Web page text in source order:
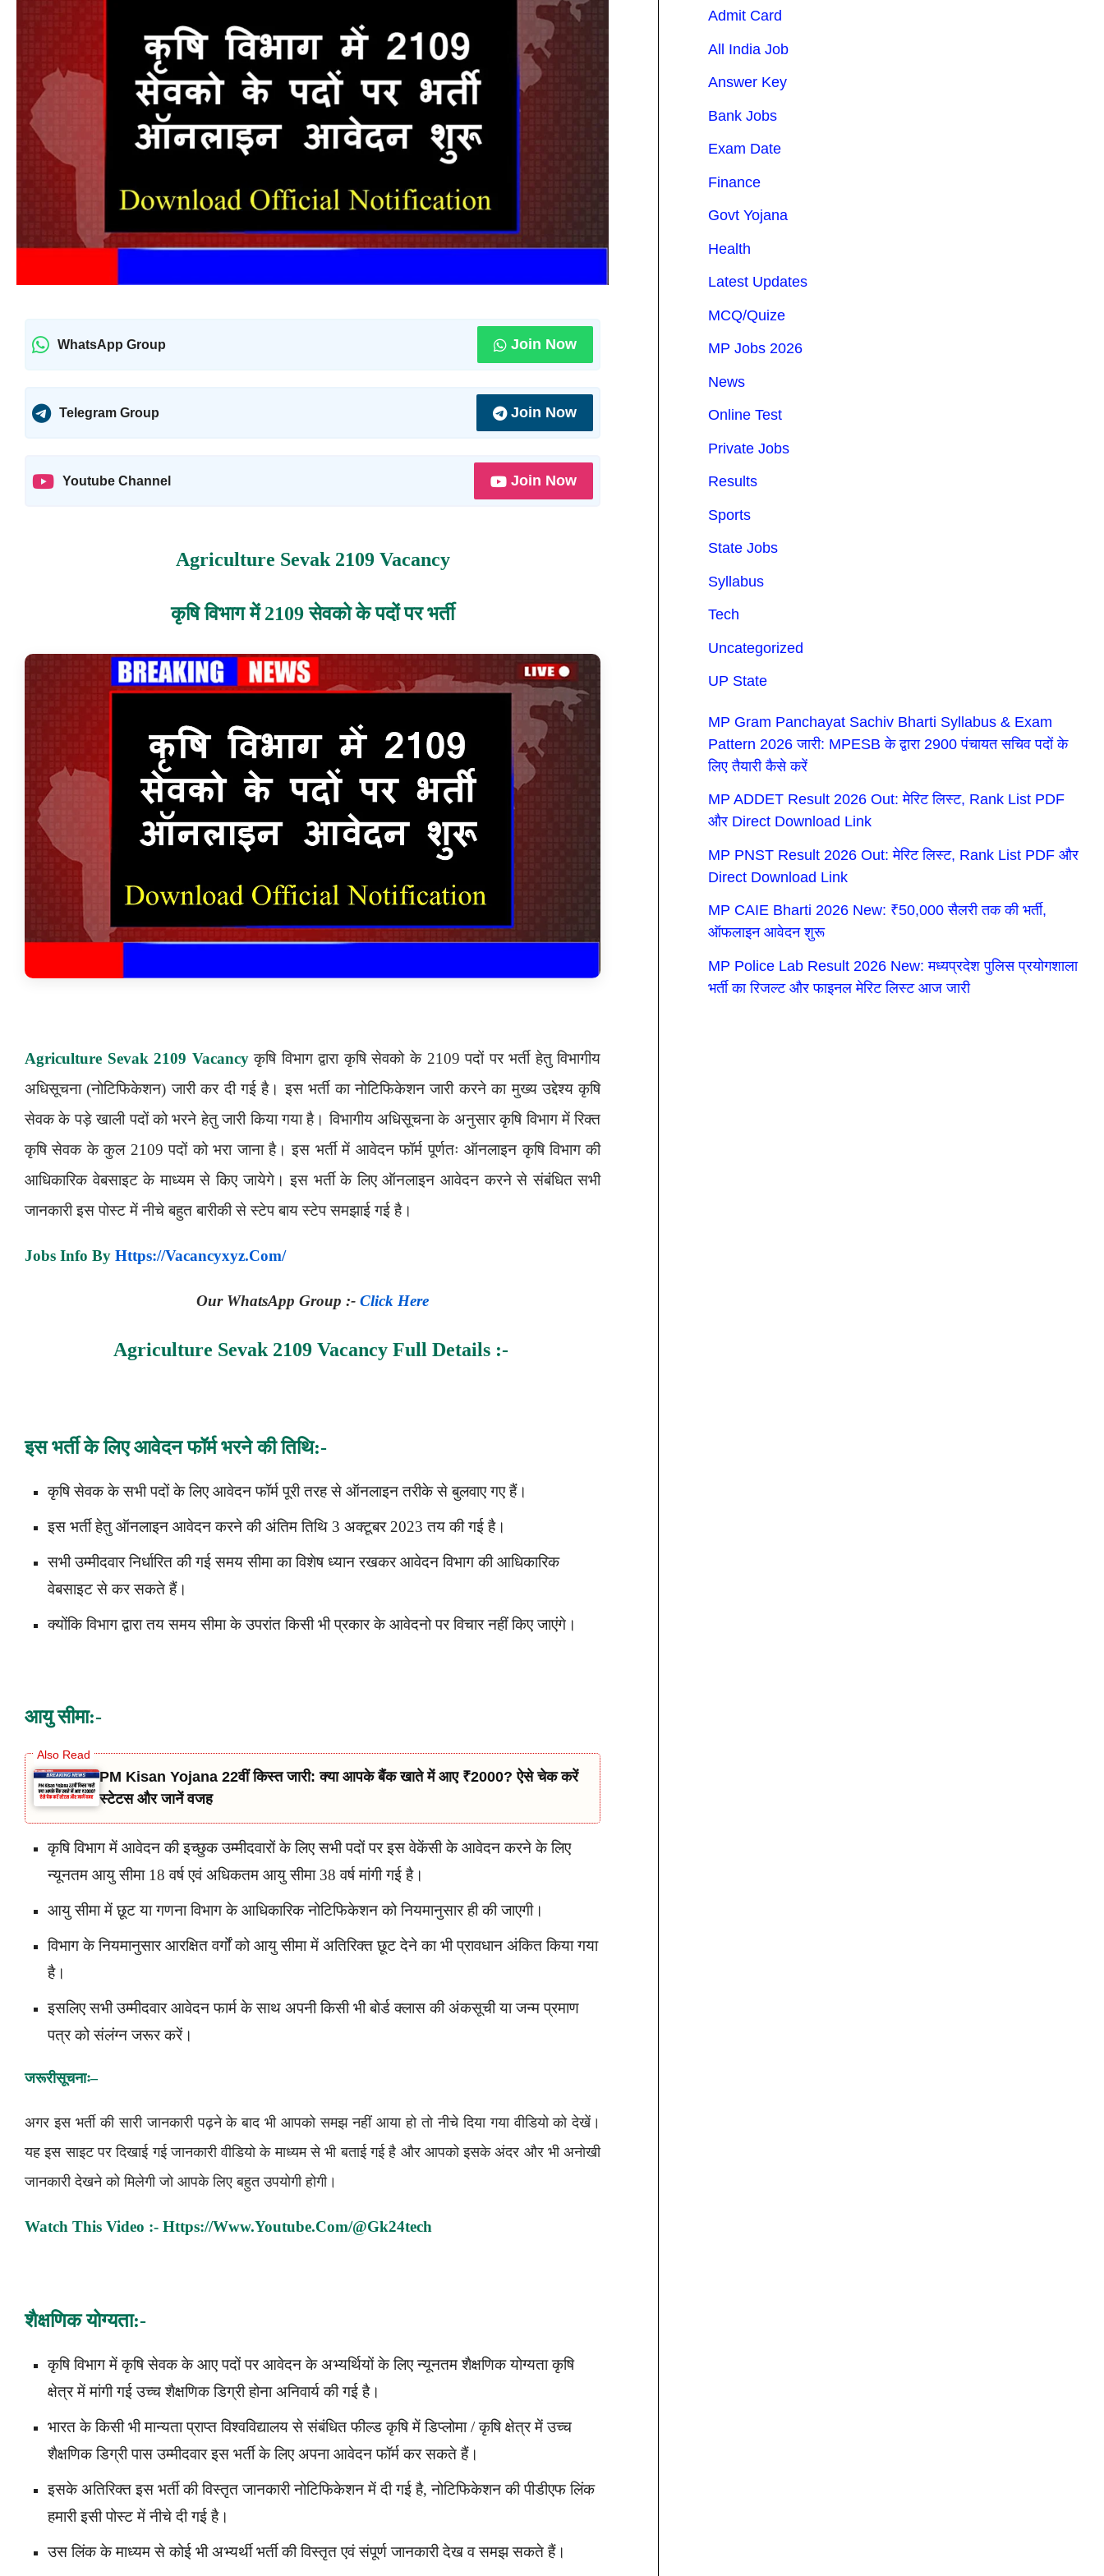
WhatsApp Group Join Now
Telegram Group Join Now
Youtube Channel Join Now
Agriculture Sevak 2109 Vacancy
कृषि विभाग में 2109 सेवको के पदों पर भर्ती
Agriculture Sevak 2109 Vacancyकृषि विभाग द्वारा कृषि सेवको के 2109 पदों पर भर्ती हेतु विभागीय
अधिसूचना (नोटिफिकेशन) जारी कर दी गई है। इस भर्ती का नोटिफिकेशन जारी करने का मुख्य उद्देश्य कृषि
सेवक के पड़े खाली पदों को भरने हेतु जारी किया गया है। विभागीय अधिसूचना के अनुसार कृषि विभाग में रिक्त
कृषि सेवक के कुल 2109 पदों को भरा जाना है। इस भर्ती में आवेदन फॉर्म पूर्णतः ऑनलाइन कृषि विभाग की
आधिकारिक वेबसाइट के माध्यम से किए जायेगे। इस भर्ती के लिए ऑनलाइन आवेदन करने से संबंधित सभी
जानकारी इस पोस्ट में नीचे बहुत बारीकी से स्टेप बाय स्टेप समझाई गई है।
Jobs Info By Https://vacancyxyz.com/
Our WhatsApp Group :-Click Here
Agriculture Sevak 2109 VacancyFull Details :-
इस भर्ती के लिए आवेदन फॉर्म भरने की तिथि:-
कृषि सेवक के सभी पदों के लिए आवेदन फॉर्म पूरी तरह से ऑनलाइन तरीके से बुलवाए गए हैं।
इस भर्ती हेतु ऑनलाइन आवेदन करने की अंतिम तिथि 3 अक्टूबर 2023 तय की गई है।
सभी उम्मीदवार निर्धारित की गई समय सीमा का विशेष ध्यान रखकर आवेदन विभाग की आधिकारिक
वेबसाइट से कर सकते हैं।
क्योंकि विभाग द्वारा तय समय सीमा के उपरांत किसी भी प्रकार के आवेदनो पर विचार नहीं किए जाएंगे।
आयु सीमा:-
PM Kisan Yojana 22वीं किस्त जारी: क्या आपके बैंक खाते में आए ₹2000? ऐसे चेक करें
स्टेटस और जानें वजह
कृषि विभाग में आवेदन की इच्छुक उम्मीदवारों के लिए सभी पदों पर इस वेकेंसी के आवेदन करने के लिए
न्यूनतम आयु सीमा 18 वर्ष एवं अधिकतम आयु सीमा 38 वर्ष मांगी गई है।
आयु सीमा में छूट या गणना विभाग के आधिकारिक नोटिफिकेशन को नियमानुसार ही की जाएगी।
विभाग के नियमानुसार आरक्षित वर्गों को आयु सीमा में अतिरिक्त छूट देने का भी प्रावधान अंकित किया गया
है।
इसलिए सभी उम्मीदवार आवेदन फार्म के साथ अपनी किसी भी बोर्ड क्लास की अंकसूची या जन्म प्रमाण
पत्र को संलंग्न जरूर करें।
जरूरीसूचनाः–
अगर इस भर्ती की सारी जानकारी पढ़ने के बाद भी आपको समझ नहीं आया हो तो नीचे दिया गया वीडियो को देखें।
यह इस साइट पर दिखाई गई जानकारी वीडियो के माध्यम से भी बताई गई है और आपको इसके अंदर और भी अनोखी
जानकारी देखने को मिलेगी जो आपके लिए बहुत उपयोगी होगी।
Watch This Video :- Https://www.youtube.com/@gk24tech
शैक्षणिक योग्यता:-
कृषि विभाग में कृषि सेवक के आए पदों पर आवेदन के अभ्यर्थियों के लिए न्यूनतम शैक्षणिक योग्यता कृषि
क्षेत्र में मांगी गई उच्च शैक्षणिक डिग्री होना अनिवार्य की गई है।
भारत के किसी भी मान्यता प्राप्त विश्वविद्यालय से संबंधित फील्ड कृषि में डिप्लोमा / कृषि क्षेत्र में उच्च
शैक्षणिक डिग्री पास उम्मीदवार इस भर्ती के लिए अपना आवेदन फॉर्म कर सकते हैं।
इसके अतिरिक्त इस भर्ती की विस्तृत जानकारी नोटिफिकेशन में दी गई है, नोटिफिकेशन की पीडीएफ लिंक
हमारी इसी पोस्ट में नीचे दी गई है।
उस लिंक के माध्यम से कोई भी अभ्यर्थी भर्ती की विस्तृत एवं संपूर्ण जानकारी देख व समझ सकते हैं।
Admit Card
All India Job
Answer Key
Bank Jobs
Exam Date
Finance
Govt Yojana
Health
Latest Updates
MCQ/Quize
MP Jobs 2026
News
Online Test
Private Jobs
Results
Sports
State Jobs
Syllabus
Tech
Uncategorized
UP State
MP Gram Panchayat Sachiv Bharti Syllabus & Exam
Pattern 2026 जारी: MPESB के द्वारा 2900 पंचायत सचिव पदों के
लिए तैयारी कैसे करें
MP ADDET Result 2026 Out: मेरिट लिस्ट, Rank List PDF
और Direct Download Link
MP PNST Result 2026 Out: मेरिट लिस्ट, Rank List PDF और
Direct Download Link
MP CAIE Bharti 2026 New: ₹50,000 सैलरी तक की भर्ती,
ऑफलाइन आवेदन शुरू
MP Police Lab Result 2026 New: मध्यप्रदेश पुलिस प्रयोगशाला
भर्ती का रिजल्ट और फाइनल मेरिट लिस्ट आज जारी